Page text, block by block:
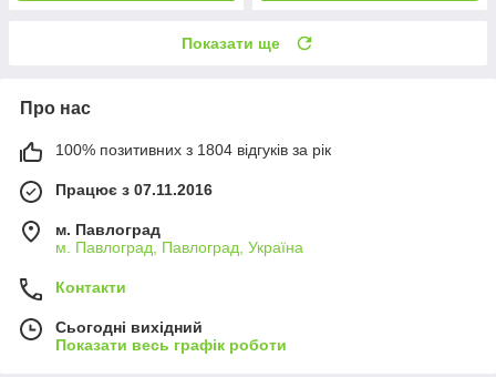
Показати ще
Про нас
100% позитивних з 1804 відгуків за рік
Працює з 07.11.2016
м. Павлоград
м. Павлоград, Павлоград, Україна
Контакти
Сьогодні вихідний
Показати весь графік роботи